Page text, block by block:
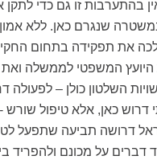
בהתערבות זו גם כדי
שנגרם כאן. ללא
את תפקידה בתחום
היועץ המשפטי לממשלה
השלטון כולן – לפעולה
דרוש כאן, אלא טיפול שורש
דרושה תביעה שתפעל
על מכונם ולהפריד